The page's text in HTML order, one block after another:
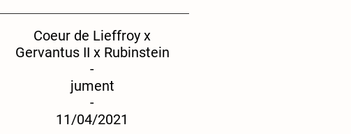
Coeur de Lieffroy x
Gervantus II x Rubinstein
-
jument
-
11/04/2021